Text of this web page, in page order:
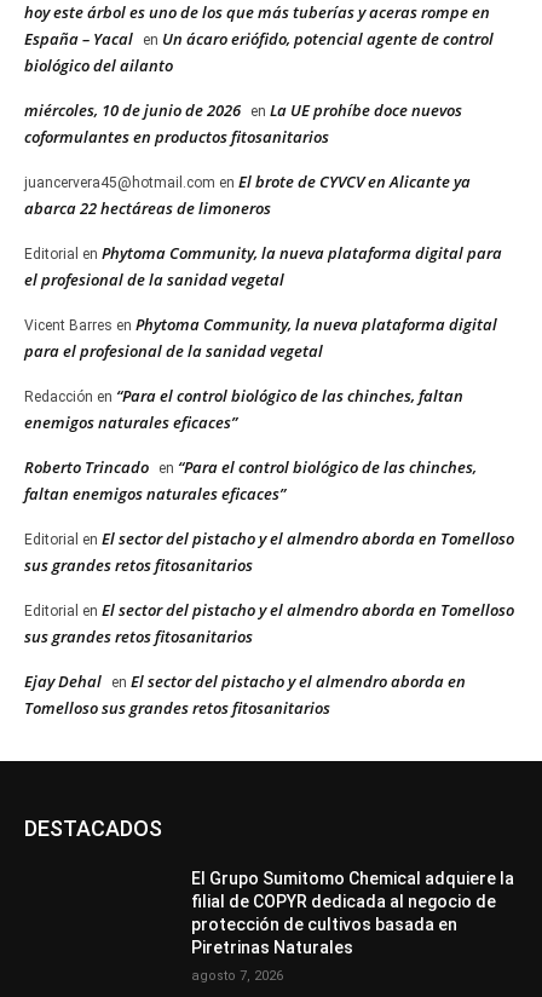
hoy este árbol es uno de los que más tuberías y aceras rompe en
España – Yacal
en Un ácaro eriófido, potencial agente de control
biológico del ailanto
miércoles, 10 de junio de 2026 en La UE prohíbe doce nuevos
coformulantes en productos fitosanitarios
juancervera45@hotmail.com en El brote de CYVCV en Alicante ya
abarca 22 hectáreas de limoneros
Editorial en Phytoma Community, la nueva plataforma digital para
el profesional de la sanidad vegetal
Vicent Barres en Phytoma Community, la nueva plataforma digital
para el profesional de la sanidad vegetal
Redacción en “Para el control biológico de las chinches, faltan
enemigos naturales eficaces”
Roberto Trincado en “Para el control biológico de las chinches,
faltan enemigos naturales eficaces”
Editorial en El sector del pistacho y el almendro aborda en Tomelloso
sus grandes retos fitosanitarios
Editorial en El sector del pistacho y el almendro aborda en Tomelloso
sus grandes retos fitosanitarios
Ejay Dehal en El sector del pistacho y el almendro aborda en
Tomelloso sus grandes retos fitosanitarios
DESTACADOS
El Grupo Sumitomo Chemical adquiere la
filial de COPYR dedicada al negocio de
protección de cultivos basada en
Piretrinas Naturales
agosto 7, 2026